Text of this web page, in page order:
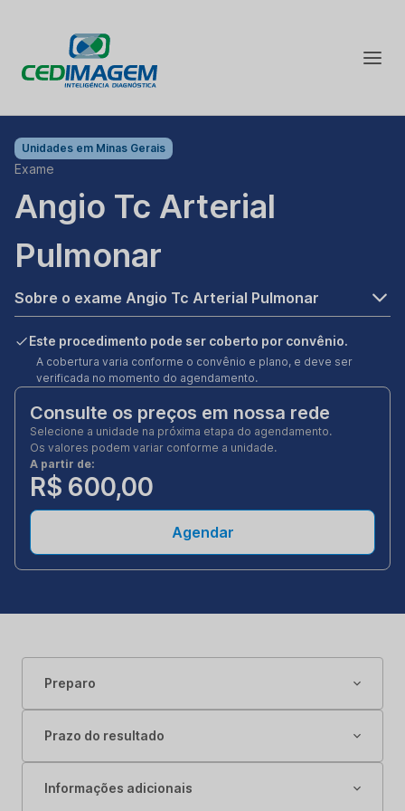
Unidades em Minas Gerais
Exame
Angio Tc Arterial
Pulmonar
Sobre o exame Angio Tc Arterial Pulmonar
Este procedimento pode ser coberto por convênio.
A cobertura varia conforme o convênio e plano, e deve ser
verificada no momento do agendamento.
Consulte os preços em nossa rede
Selecione a unidade na próxima etapa do agendamento.
Os valores podem variar conforme a unidade.
A partir de:
R$ 600,00
Agendar
Preparo
Prazo do resultado
Informações adicionais